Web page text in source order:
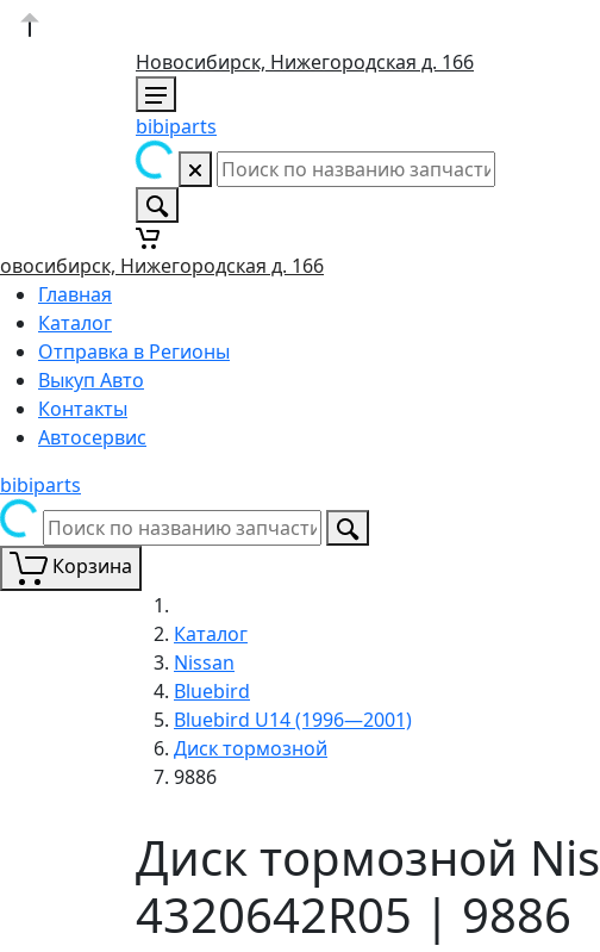
Новосибирск, Нижегородская д. 166
bibiparts
Нижегородская д. 166
Главная
Каталог
Отправка в Регионы
Выкуп Авто
Контакты
Автосервис
bibiparts
Корзина
Каталог
Nissan
Bluebird
Bluebird U14 (1996—2001)
Диск тормозной
9886
Диск тормозной
4320642R05 | 9886